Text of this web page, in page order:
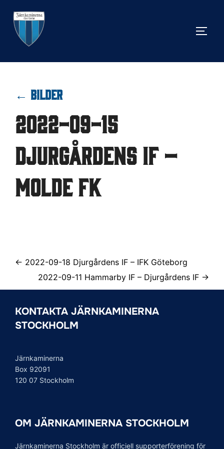
innehåll
← BILDER
2022-09-15
Djurgårdens IF –
Molde FK
← 2022-09-18 Djurgårdens IF – IFK Göteborg
2022-09-11 Hammarby IF – Djurgårdens IF →
KONTAKTA JÄRNKAMINERNA
STOCKHOLM
Järnkaminerna
Box 92091
120 07 Stockholm
OM JÄRNKAMINERNA STOCKHOLM
Järnkaminerna Stockholm är officiell supporterförening för